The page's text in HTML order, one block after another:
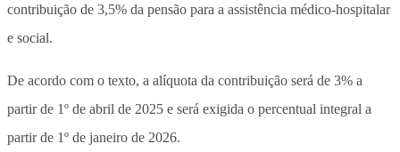
contribuição de 3,5% da pensão para a assistência médico-hospitalar
e social.
De acordo com o texto, a alíquota da contribuição será de 3% a
partir de 1º de abril de 2025 e será exigida o percentual integral a
partir de 1º de janeiro de 2026.